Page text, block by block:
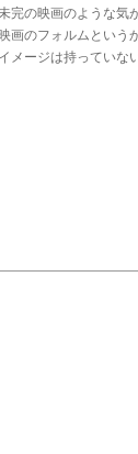
の映画のような気
画のフォルムという
メージは持っていな